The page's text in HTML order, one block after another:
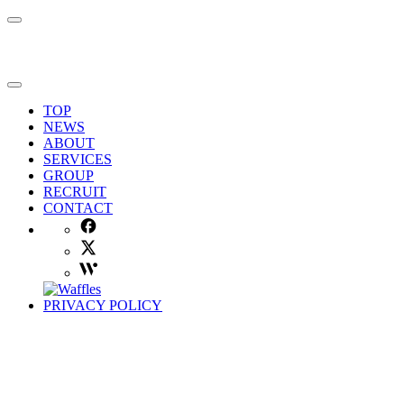
TOP
NEWS
ABOUT
SERVICES
GROUP
RECRUIT
CONTACT
PRIVACY POLICY